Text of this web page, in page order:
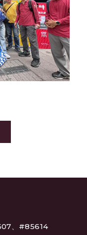
、#85614